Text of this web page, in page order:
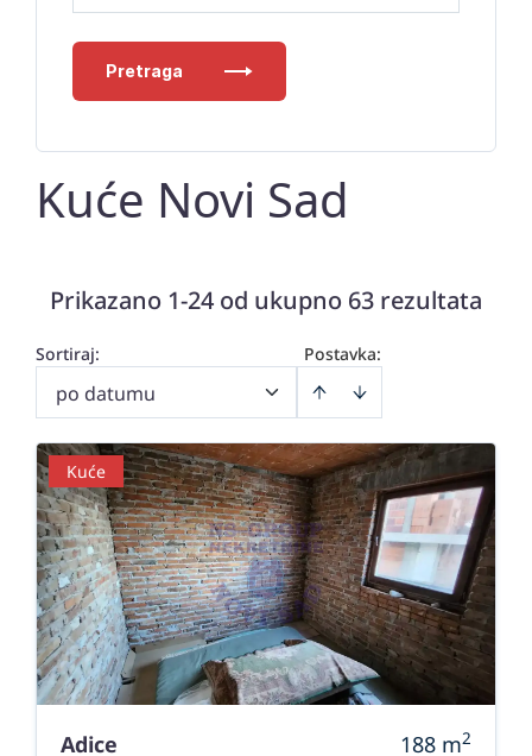
Pretraga
Kuće Novi Sad
Prikazano 1-24 od ukupno 63 rezultata
Postavka:
Sortiraj:
po datumu
Kuće
Adice 188 m2